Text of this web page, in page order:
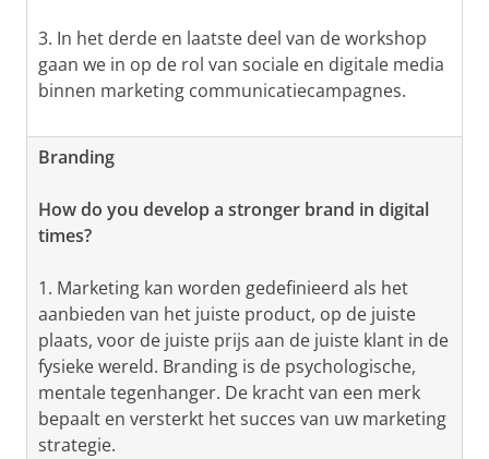
3. In het derde en laatste deel van de workshop
gaan we in op de rol van sociale en digitale media
binnen marketing communicatiecampagnes.
Branding
How do you develop a stronger brand in digital
times?
1. Marketing kan worden gedefinieerd als het
aanbieden van het juiste product, op de juiste
plaats, voor de juiste prijs aan de juiste klant in de
fysieke wereld. Branding is de psychologische,
mentale tegenhanger. De kracht van een merk
bepaalt en versterkt het succes van uw marketing
strategie.